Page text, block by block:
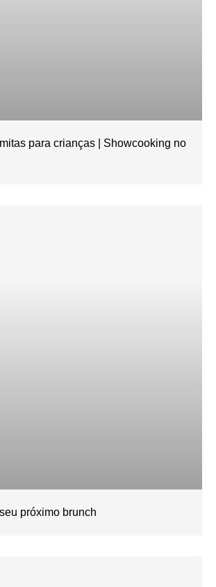
para crianças | Showcooking no
próximo brunch